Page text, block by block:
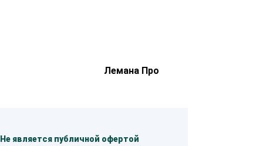
Лемана Про
Не является публичной офертой